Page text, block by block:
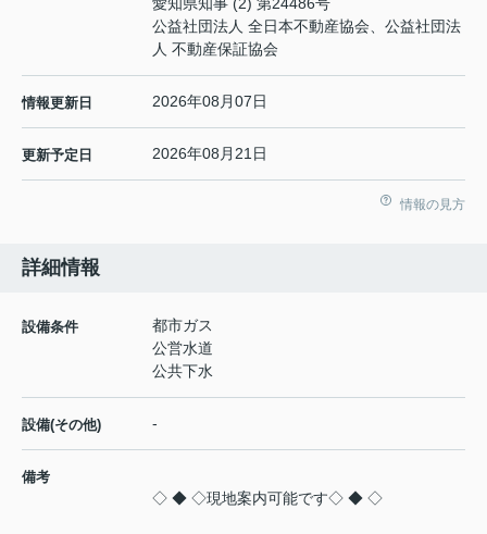
公益社団法人 全日本不動産協会、公益社団法
人 不動産保証協会
情報更新日 2026年08月07日
更新予定日 2026年08月21日
情報の見方
詳細情報
設備条件
都市ガス
公営水道
公共下水
設備(その他) -
備考
◇ ◆ ◇現地案内可能です◇ ◆ ◇